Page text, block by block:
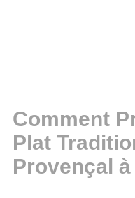
Comment
Plat
Provençal à